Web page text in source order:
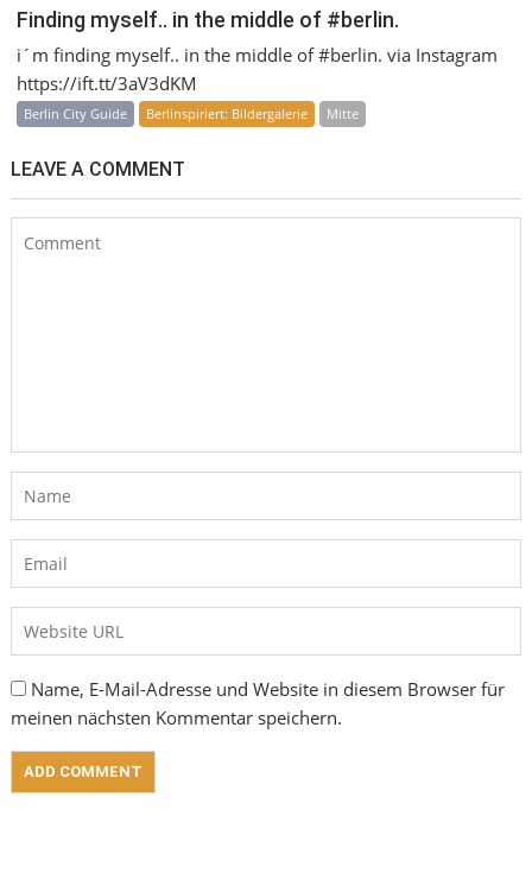
Finding myself.. in the middle of #berlin.
i´m finding myself.. in the middle of #berlin. via Instagram
https://ift.tt/3aV3dKM
Berlin City Guide Berlinspiriert: Bildergalerie Mitte
LEAVE A COMMENT
Name, E-Mail-Adresse und Website in diesem Browser für
meinen nächsten Kommentar speichern.